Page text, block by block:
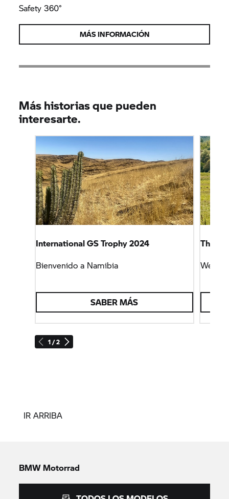
Safety 360°
MÁS INFORMACIÓN
Más historias que pueden
interesarte.
1 / 2
InternationalGS Trophy2024
Bienvenido a Namibia
SABER MÁS
The
IR ARRIBA
BMW Motorrad